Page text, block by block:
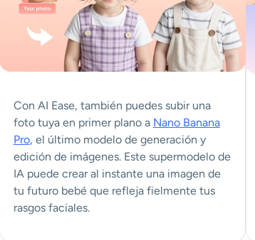
Con AI Ease, también puedes subir una
foto tuya en primer plano a Nano Banana
Pro, el último modelo de generación y
edición de imágenes. Este supermodelo de
IA puede crear al instante una imagen de
tu futuro bebé que refleja fielmente tus
rasgos faciales.